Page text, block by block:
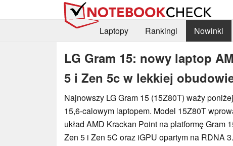
Laptopy Rankingi Nowinki
LG Gram 15: nowy laptop
5 i Zen 5c w lekkiej
Najnowszy LG Gram 15 (15Z80T) waży
15,6-calowym laptopem. Model 15Z80T
układ AMD Krackan Point na platformę Gram
Zen 5 i Zen 5C oraz iGPU opartym na RDNA